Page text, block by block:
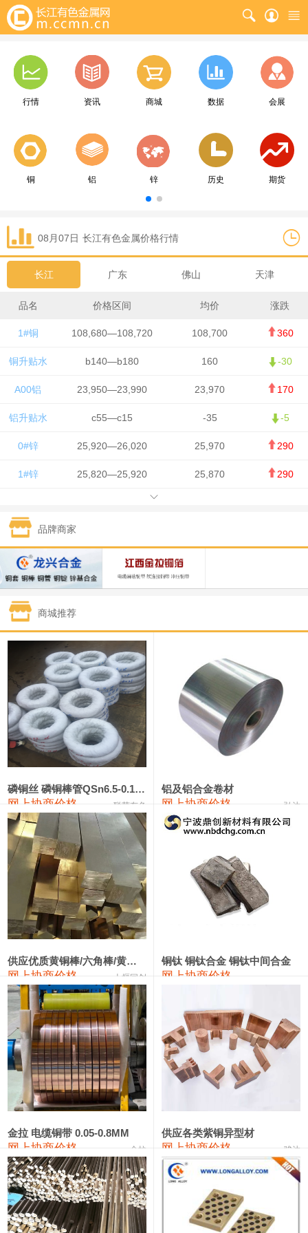
行情 资讯 商城 数据 会展
铜 铝 锌 历史 期货
08月07日 长江有色金属价格行情
长江 广东 佛山 天津
品名 价格区间 均价 涨跌
1#铜 108,680—108,720 108,700 360
铜升贴水 b140—b180 160 -30
A00铝 23,950—23,990 23,970 170
铝升贴水 c55—c15 -35 -5
0#锌 25,920—26,020 25,970 290
1#锌 25,820—25,920 25,870 290
1#锡 434,000—436,000
1#镍 129,550—130,750
1#白银 15,100—15,110 15,105 -70
钯金
1#钴 321,000—341,000
89,000—95,000 92,000
2#锑 85,000—91,000 88,000 1,000
1#镁 17,000—18,000 17,500
1#电解锰 18,900—19,100 19,000
1#电解锰(99.7%袋装) 18,000—18,200 18,100
1#铬 60,000—82,000
553#硅 9,300—9,500
441#硅 9,600—9,800 9,700
3303#硅 10,300—10,500 10,400
2202#硅 14,100—14,300
金属硅3303#-2202# 10,400—14,200 12,300 0
漆包线 111,970—115,970 113,970
磷铜合金 110,800—117,600 114,200 400
无氧铜丝(硬) 109,710—110,010 109,860
R410A专用紫铜管 113,700—113,700
铸造铝合金锭(A380） 26,300—26,500 26,400 100
铝合金ADC12 24,200—24,400 100
铸造铝合金锭(ZL102) 24,300—24,500 24,400
品牌商家
商城推荐
磷铜丝 磷铜棒管QSn6.5-0.1 7-0.2 8-0.3
网上协商价格 联荣有色
铝及铝合金卷材
网上协商价格 弘达
供应优质黄铜棒/六角棒/黄铜方板
网上协商价格 十堰同创
铜钛 铜钛合金 铜钛中间合金
网上协商价格
金拉 电缆铜带 0.05-0.8MM
网上协商价格 金拉
供应各类紫铜异型材
网上协商价格 骏达